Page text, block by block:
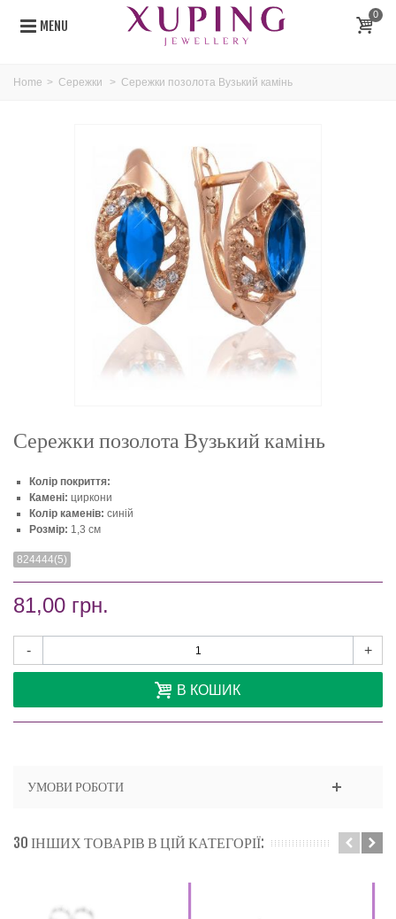
MENU
0
Home > Сережки > Сережки позолота Вузький камінь
Сережки позолота Вузький камінь
Колір покриття:
Камені: циркони
Колір каменів: синій
Розмір: 1,3 см
824444(5)
81,00 грн.
- +
В КОШИК
УМОВИ РОБОТИ
30 ІНШИХ ТОВАРІВ В ЦІЙ КАТЕГОРІЇ: